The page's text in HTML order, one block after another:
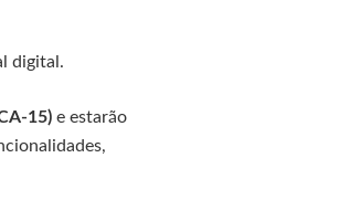
digital.
15) e estarão